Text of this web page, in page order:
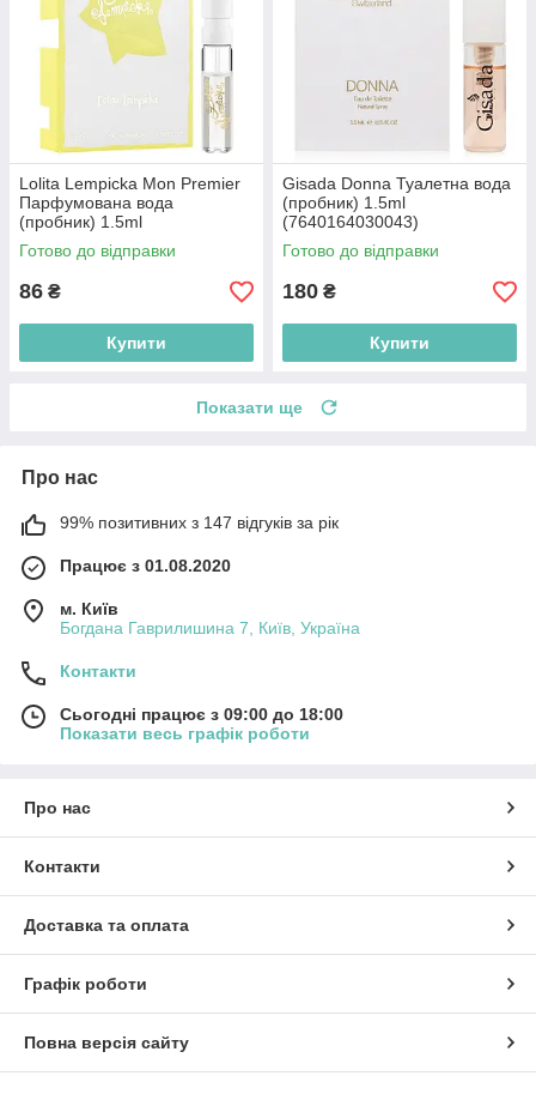
Lolita Lempicka Mon Premier
Парфумована вода
(пробник) 1.5ml
(3760269848351)
Готово до відправки
86 ₴
Купити
Gisada Donna Туалетна вода
(пробник) 1.5ml
(7640164030043)
Готово до відправки
180 ₴
Купити
Показати ще
Про нас
99% позитивних з 147 відгуків за рік
Працює з 01.08.2020
м. Київ
Богдана Гаврилишина 7, Київ, Україна
Контакти
Сьогодні працює з 09:00 до 18:00
Показати весь графік роботи
Про нас
Контакти
Доставка та оплата
Графік роботи
Повна версія сайту